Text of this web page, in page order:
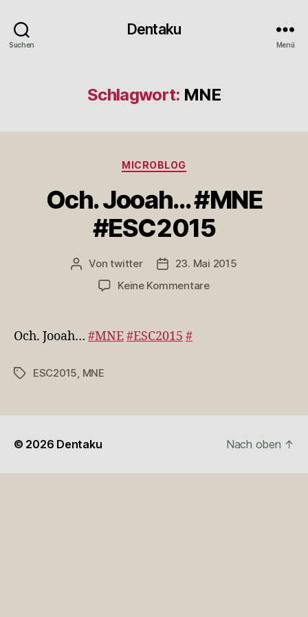
Suchen
Dentaku
Menü
Schlagwort: MNE
Kategorien
MICROBLOG
Och. Jooah… #MNE
#ESC2015
Beitragsautor
Vontwitter Veröffentlichungsdatum
23. Mai 2015
Keine Kommentarezu
Och. Jooah… #MNE#ESC2015 #
Schlagwörter
ESC2015 MNE
© 2026 Dentaku Nach oben ↑